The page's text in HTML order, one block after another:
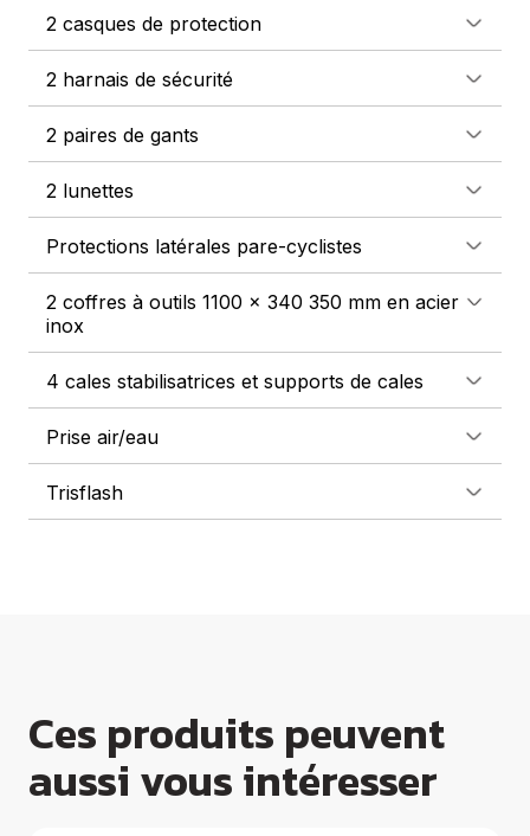
2 casques de protection
2 harnais de sécurité
2 paires de gants
2 lunettes
Protections latérales pare-cyclistes
2 coffres à outils 1100 x 340 350 mm en acier
inox
4 cales stabilisatrices et supports de cales
Prise air/eau
Trisflash
Ces produits peuvent
aussi vous intéresser